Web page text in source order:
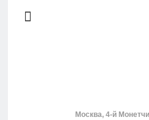
Москва, 4-й